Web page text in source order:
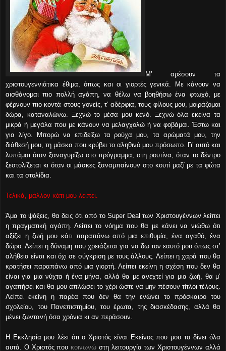
Μ’ αρέσουν τα
χριστουγεννιάτικα έθιμα, όπως και οι γιορτές γενικά. Με κάνουν να
αισθάνομαι πιο πολλή αγάπη, να θέλω να βοηθήσω ένα φτωχό, με
φέρνουν πιο κοντά στους γονείς, τ’ αδέρφια, τους φίλους μου, μοιράζομαι
δώρα, καταναλώνω. Ξεχνώ το μέσα μου κενό. Ξεχνώ όλα εκείνα τα
μικρά ή μεγάλα που με κάνουν να μελαγχολώ ή να φοβάμαι. Έστω και
για λίγο. Μπορώ να επιδείξω τα ρούχα μου, τα αρώματά μου, την
διάθεσή μου, τη μάσκα που κρύβει το αληθινό μου πρόσωπο. Γι’ αυτό και
λυπάμαι όταν ξαναγυρίζω στο πρόγραμμα, στη ρουτίνα, όταν το δέντρο
ξεστολίζεται κι όταν οι μάσκες ξαναμπαίνουν στο κουτί μαζί με τα φώτα
και τα στολίδια.
Τελικά, μάλλον κάτι μου λείπει.
Άμα το ψάξεις, θα δεις ότι από το Super Deal των Χριστουγέννων λείπει
η πραγματική αγάπη. Λείπει το νόημα που θα με κάνει να νιώθω ότι
αξίζει η ζωή μου κάτι παραπάνω από μια επιθυμία, ένα αγαθό, ένα
δώρο. Λείπει η δύναμη που χρειάζεται για να δω τον εαυτό μου όπως στ’
αλήθεια είναι και όχι σε σύγκριση με τους άλλους. Λείπει η χαρά που θα
κρατήσει παραπάνω από μια γιορτή. Λείπει εκείνη η σχέση που δεν θα
είναι για μια νύχτα ή ένα μήνα, αλλά θα με ανεχτεί για μια ζωή, θα μ’
αγαπήσει και θα μου απλώσει το χέρι ώστε να μην πέσουν τίτλοι τέλους.
Λείπει εκείνη η παρέα που δεν θα την ενώνει το πρόσκαιρο του
σχολείου, του Πανεπιστημίου, του έρωτα, της διασκέδασης, αλλά θα
μένει ζωντανή όσα χρόνια κι αν περάσουν.
Η Εκκλησία μου λέει ότι ο Χριστός είναι Εκείνος που μου τα δίνει όλα
αυτά. Ο Χριστός που κοινωνώ στη λειτουργία των Χριστουγέννων αλλά